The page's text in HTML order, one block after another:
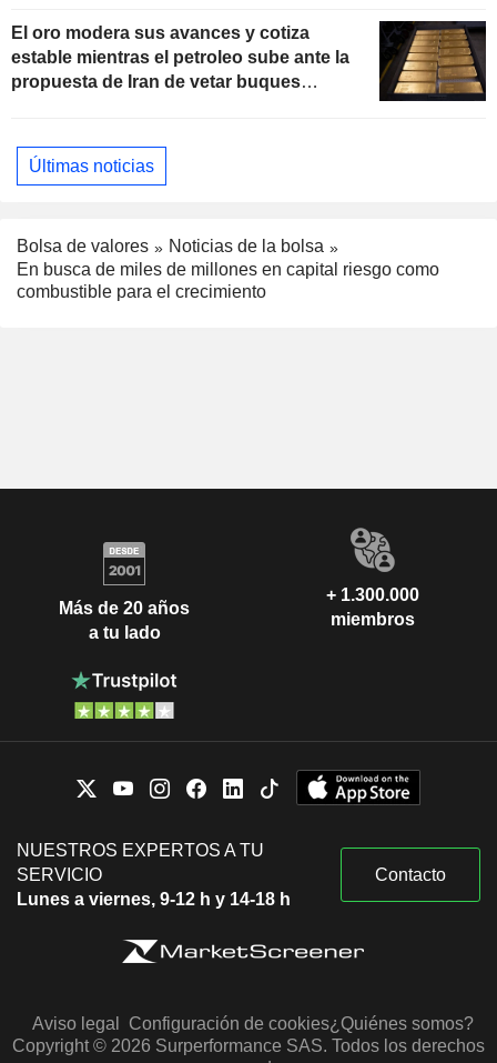
El oro modera sus avances y cotiza
estable mientras el petroleo sube ante la
propuesta de Iran de vetar buques
Últimas noticias
Bolsa de valores
Noticias de la bolsa
En busca de miles de millones en capital riesgo como
combustible para el crecimiento
Más de 20 años
a tu lado
+ 1.300.000
miembros
NUESTROS EXPERTOS A TU
SERVICIO
Lunes a viernes, 9-12 h y 14-18 h
Contacto
Aviso legal Configuración de cookies¿Quiénes somos?
Copyright © 2026 Surperformance SAS. Todos los derechos